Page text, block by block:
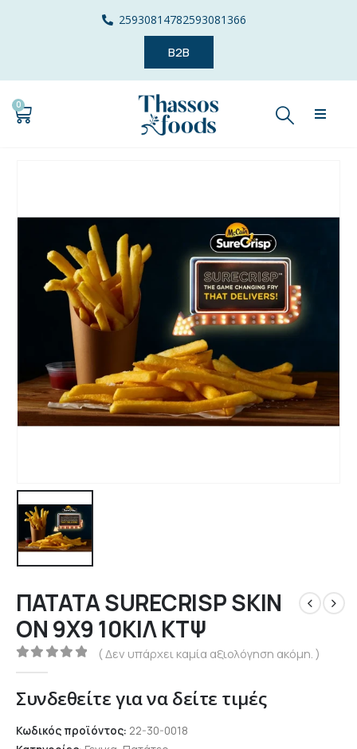
25930814782593081366
B2B
0
ΠΑΤΑΤΑ SURECRISP SKIN
ON 9Χ9 10ΚΙΛ ΚΤΨ
0out of 5
( Δεν υπάρχει καμία αξιολόγηση ακόμη. )
Συνδεθείτε για να δείτε τιμές
Κωδικός προϊόντος: 22-30-0018